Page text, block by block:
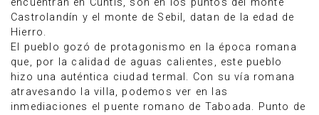
encuentran en Cuntis, son en los puntos del monte
Castrolandín y el monte de Sebil, datan de la edad de
Hierro.
El pueblo gozó de protagonismo en la época romana
que, por la calidad de aguas calientes, este pueblo
hizo una auténtica ciudad termal. Con su vía romana
atravesando la villa, podemos ver en las
inmediaciones el puente romano de Taboada. Punto de